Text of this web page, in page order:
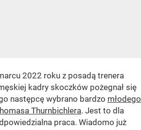
2022 roku z posadą trenera
kadry skoczków pożegnał się
następcę wybrano bardzo młodego
Thurnbichlera. Jest to dla
praca. Wiadomo już